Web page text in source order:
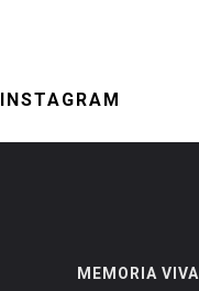
INSTAGRAM
MEMORIA VIVA